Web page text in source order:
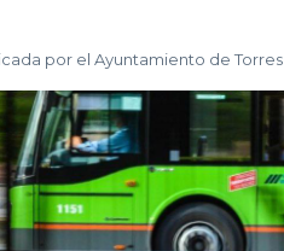
por el Ayuntamiento de Torres